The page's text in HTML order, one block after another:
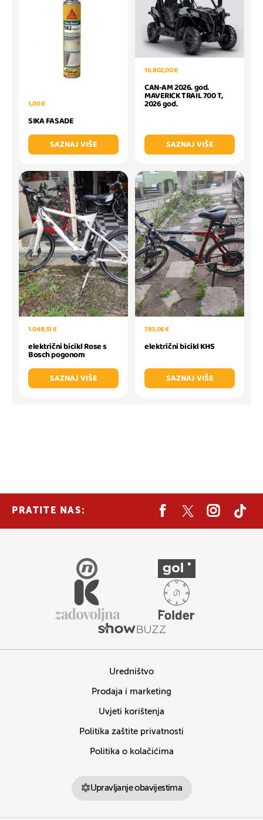
1,00 €
SIKA FASADE
SAZNAJ VIŠE
16.802,00 €
CAN-AM 2026. god.
MAVERICK TRAIL 700 T,
2026 god.
SAZNAJ VIŠE
1.048,51 €
električni bicikl Rose s
Bosch pogonom
SAZNAJ VIŠE
783,06 €
električni bicikl KHS
SAZNAJ VIŠE
PRATITE NAS:
Uredništvo
Prodaja i marketing
Uvjeti korištenja
Politika zaštite privatnosti
Politika o kolačićima
Upravljanje obavijestima